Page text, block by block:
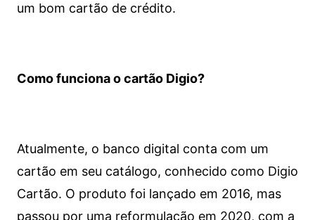
um bom cartão de crédito.
Como funciona o cartão Digio?
Atualmente, o banco digital conta com um
cartão em seu catálogo, conhecido como Digio
Cartão. O produto foi lançado em 2016, mas
passou por uma reformulação em 2020, com a